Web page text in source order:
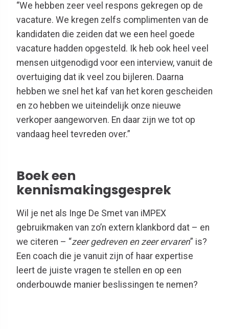
“We hebben zeer veel respons gekregen op de
vacature. We kregen zelfs complimenten van de
kandidaten die zeiden dat we een heel goede
vacature hadden opgesteld. Ik heb ook heel veel
mensen uitgenodigd voor een interview, vanuit de
overtuiging dat ik veel zou bijleren. Daarna
hebben we snel het kaf van het koren gescheiden
en zo hebben we uiteindelijk onze nieuwe
verkoper aangeworven. En daar zijn we tot op
vandaag heel tevreden over.”
Boek een
kennismakingsgesprek
Wil je net als Inge De Smet van iMPEX
gebruikmaken van zo’n extern klankbord dat – en
we citeren – “zeer gedreven en zeer ervaren” is?
Een coach die je vanuit zijn of haar expertise
leert de juiste vragen te stellen en op een
onderbouwde manier beslissingen te nemen?